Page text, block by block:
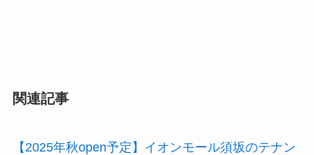
関連記事
【2025年秋open予定】イオンモール須坂のテナン